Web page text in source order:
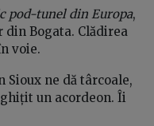
pod-tunel din Europa,
din Bogata. Clădirea
voie.
Sioux ne dă târcoale,
un acordeon. Îi